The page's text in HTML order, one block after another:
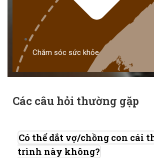
Chăm sóc sức khỏe
Các câu hỏi thường gặp
Có thể dắt vợ/chồng con cái
trình này không?